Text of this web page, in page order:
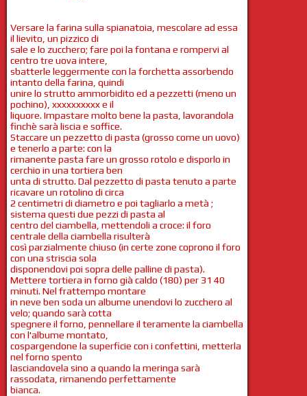
Versare la farina sulla spianatoia, mescolare ad essa
il lievito, un pizzico di
sale e lo zucchero; fare poi la fontana e rompervi al
centro tre uova intere,
sbatterle leggermente con la forchetta assorbendo
intanto della farina, quindi
unire lo strutto ammorbidito ed a pezzetti (meno un
pochino), xxxxxxxxxx e il
liquore. Impastare molto bene la pasta, lavorandola
finchè sarà liscia e soffice.
Staccare un pezzetto di pasta (grosso come un uovo)
e tenerlo a parte: con la
rimanente pasta fare un grosso rotolo e disporlo in
cerchio in una tortiera ben
unta di strutto. Dal pezzetto di pasta tenuto a parte
ricavare un rotolino di circa
2 centimetri di diametro e poi tagliarlo a metà ;
sistema questi due pezzi di pasta al
centro del ciambella, mettendoli a croce: il foro
centrale della ciambella risulterà
così parzialmente chiuso (in certe zone coprono il foro
con una striscia sola
disponendovi poi sopra delle palline di pasta).
Mettere tortiera in forno già caldo (180) per 31 40
minuti. Nel frattempo montare
in neve ben soda un albume unendovi lo zucchero al
velo; quando sarà cotta
spegnere il forno, pennellare il teramente la ciambella
con l'albume montato,
cospargendone la superficie con i confettini, metterla
nel forno spento
lasciandovela sino a quando la meringa sarà
rassodata, rimanendo perfettamente
bianca.